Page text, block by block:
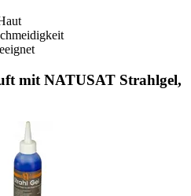
mit NATUSAT Strahlgel,